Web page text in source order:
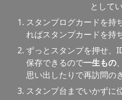
としてい
スタンプログカードを持
ればスタンプカードを持
ずっとスタンプを押せ、
保存できるので一生もの
思い出したりで再訪問の
スタンプ台までいかずに